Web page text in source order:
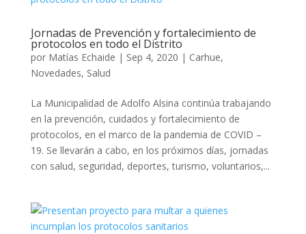
Jornadas de Prevención y fortalecimiento de
protocolos en todo el Distrito
por Matías Echaide | Sep 4, 2020 | Carhue,
Novedades, Salud
La Municipalidad de Adolfo Alsina continúa trabajando
en la prevención, cuidados y fortalecimiento de
protocolos, en el marco de la pandemia de COVID –
19. Se llevarán a cabo, en los próximos días, jornadas
con salud, seguridad, deportes, turismo, voluntarios,...